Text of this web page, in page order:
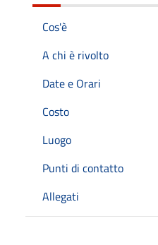
Cos'è
A chi è rivolto
Date e Orari
Costo
Luogo
Punti di contatto
Allegati